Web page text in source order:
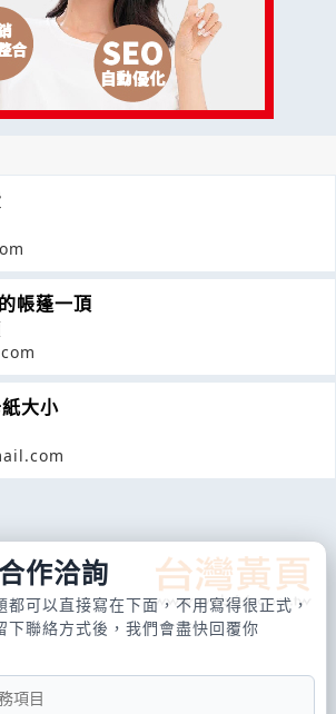
帳蓬一頂
大小
作洽詢
都可以直接寫在下面，不用寫得很正式，
下聯絡方式後，我們會盡快回覆你